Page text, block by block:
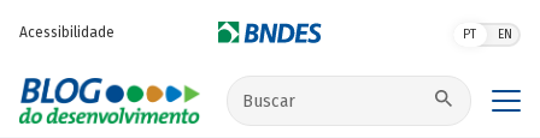
Acessibilidade PT EN
Buscar no site